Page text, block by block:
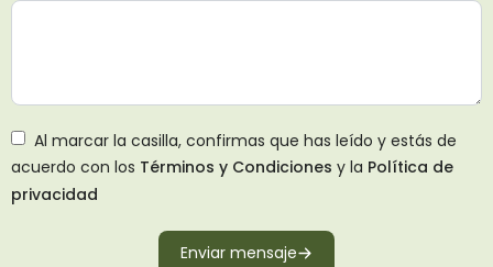
Al marcar la casilla, confirmas que has leído y estás de
acuerdo con los Términos y Condiciones y la Política de
privacidad
Enviar mensaje